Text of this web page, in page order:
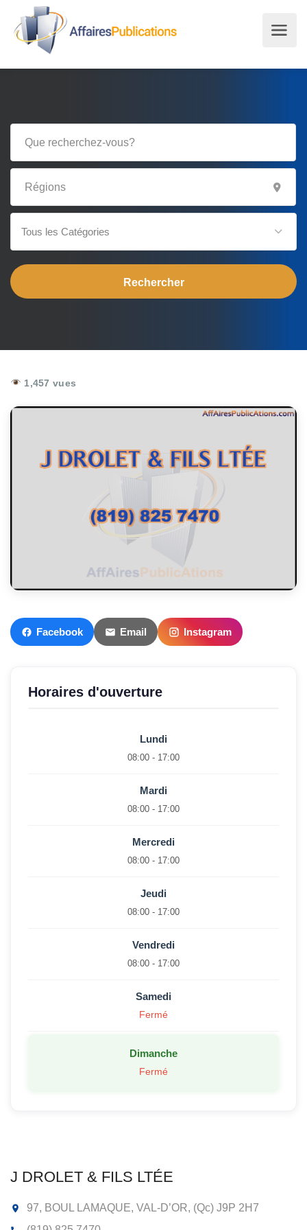
Tous les Catégories
1,457 vues
Facebook Email Instagram
Horaires d'ouverture
Lundi
08:00 - 17:00
Mardi
08:00 - 17:00
Mercredi
08:00 - 17:00
Jeudi
08:00 - 17:00
Vendredi
08:00 - 17:00
Samedi
Fermé
Dimanche
Fermé